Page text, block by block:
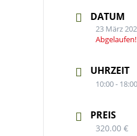
DATUM
23 März
Abgelaufen!
UHRZEIT
10:00 - 18:00
PREIS
320.00 €